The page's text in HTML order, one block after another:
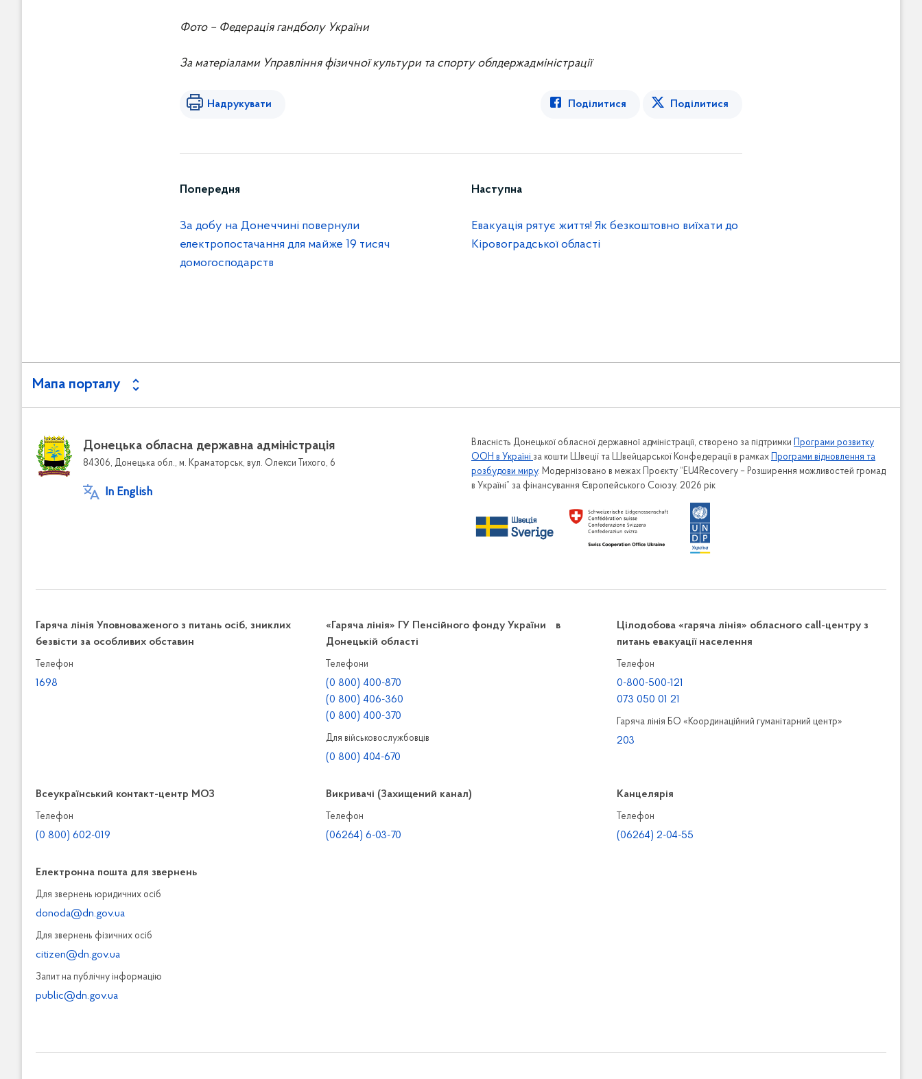
Фото – Федерація гандболу України
За матеріалами Управління фізичної культури та спорту облдержадміністрації
Надрукувати Поділитися Поділитися
Попередня
За добу на Донеччині повернули
електропостачання для майже 19 тисяч
домогосподарств
Наступна
Евакуація рятує життя! Як безкоштовно виїхати до
Кіровоградської області
Мапа порталу
Донецька обласна державна адміністрація
84306, Донецька обл., м. Краматорськ, вул. Олекси Тихого, 6
In English
Власність Донецької обласної державної адміністрації, створено за підтримки Програми розвитку
ООН в Україні за кошти Швеції та Швейцарської Конфедерації в рамках Програми відновлення та
розбудови миру. Модернізовано в межах Проєкту “EU4Recovery – Розширення можливостей громад
в Україні” за фінансування Європейського Союзу. 2026 рік
Гаряча лінія Уповноваженого з питань осіб, зниклих
безвісти за особливих обставин
Телефон
1698
«Гаряча лінія» ГУ Пенсійного фонду України в
Донецькій області
Телефони
(0 800) 400-870
(0 800) 406-360
(0 800) 400-370
Для військовослужбовців
(0 800) 404-670
Цілодобова «гаряча лінія» обласного call-центру з
питань евакуації населення
Телефон
0-800-500-121
073 050 01 21
Гаряча лінія БО «Координаційний гуманітарний центр»
203
Всеукраїнський контакт-центр МОЗ
Телефон
(0 800) 602-019
Викривачі (Захищений канал)
Телефон
(06264) 6-03-70
Канцелярiя
Телефон
(06264) 2-04-55
Електронна пошта для звернень
Для звернень юридичних осiб
donoda@dn.gov.ua
Для звернень фізичних осiб
citizen@dn.gov.ua
Запит на публiчну інформацiю
public@dn.gov.ua